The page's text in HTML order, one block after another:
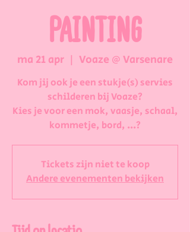
PAINTING
ma 21 apr
  |
Voaze @ Varsenare
Kom jij ook je een stukje(s) servies
schilderen bij Voaze?
Kies je voor een mok, vaasje, schaal,
kommetje, bord, ...?
Tickets zijn niet te koop
Andere evenementen bekijken